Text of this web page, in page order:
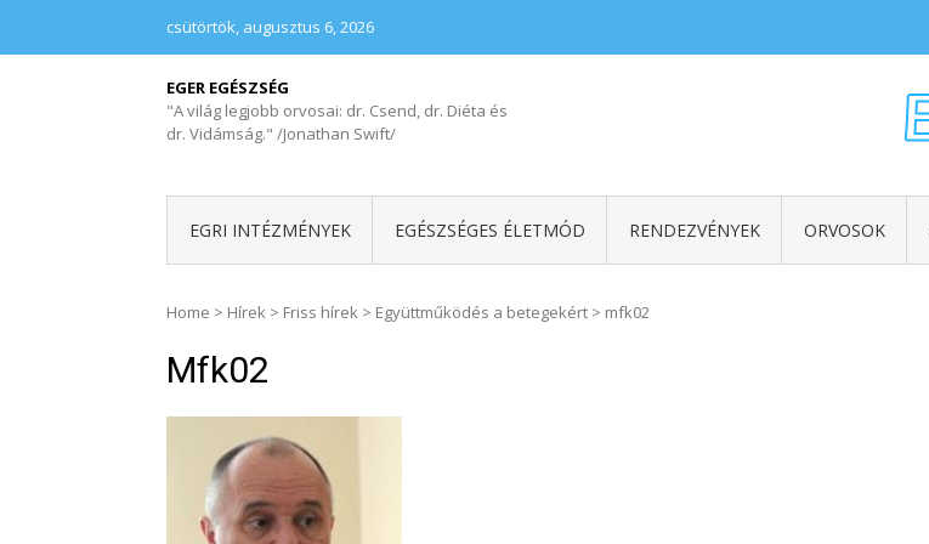
csütörtök, augusztus 6, 2026
EGER EGÉSZSÉG
"A világ legjobb orvosai: dr. Csend, dr. Diéta és
dr. Vidámság." /Jonathan Swift/
EGRI INTÉZMÉNYEK EGÉSZSÉGES ÉLETMÓD RENDEZVÉNYEK ORVOSOK
Home > Hírek > Friss hírek > Együttműködés a betegekért > mfk02
Mfk02